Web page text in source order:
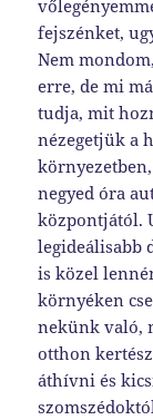
fejszénket,
Nem
erre, de mi
tudja, mit
nézegetjük a
negyed óra
központjától.
legideálisabb
is közel
környéken
nekünk való,
otthon
áthívni és